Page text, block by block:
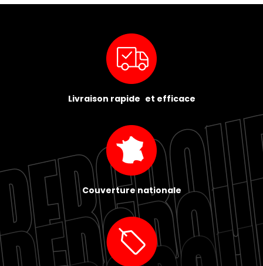
Livraison rapide et efficace
Couverture nationale